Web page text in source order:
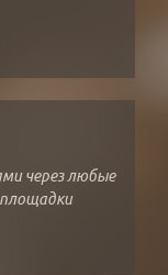
через любые